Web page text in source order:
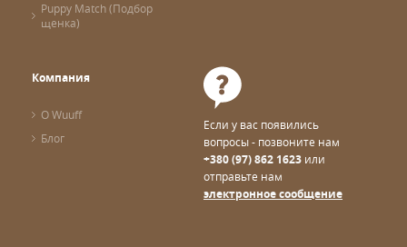
Puppy Match (Подбор
щенка)
Компания
О Wuuff
Блог
Если у вас появились
вопросы - позвоните нам
+380 (97) 862 1623 или
отправьте нам
электронное сообщение